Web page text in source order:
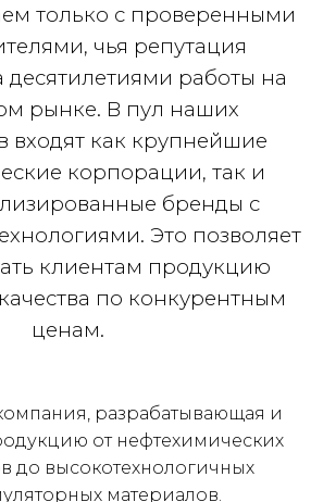
только с проверенными
чья репутация
десятилетиями работы на
рынке. В пул наших
входят как крупнейшие
корпорации, так и
бренды с
Это позволяет
клиентам продукцию
по конкурентным
ценам.
разрабатывающая и
от нефтехимических
до высокотехнологичных
материалов.